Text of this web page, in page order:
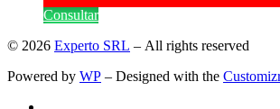
Consultar
© 2026 Experto SRL – All rights reserved
Powered by WP – Designed with the